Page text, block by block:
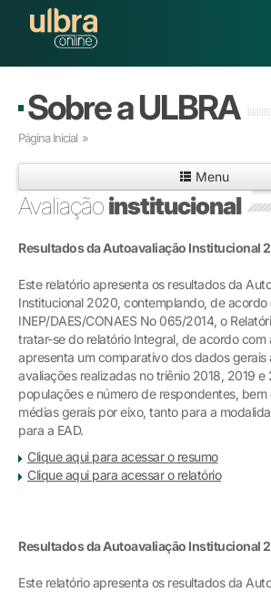
Buscar
Matricule-se
GRADUAÇÃO
PÓS-GRADUAÇÃO
EXTENSÃO
POLOS CREDENCIADOS
SOBRE A ULBRA
Sobre a ULBRA
Página Inicial »
Menu
Avaliaçãoinstitucional
Resultados da Autoavaliação Institucional
Este relatório apresenta os resultados da
Institucional 2020, contemplando, de acordo
INEP/DAES/CONAES No 065/2014, o
tratar-se do relatório Integral, de acordo com
apresenta um comparativo dos dados gerais
avaliações realizadas no triênio 2018, 2019
populações e número de respondentes, bem
médias gerais por eixo, tanto para a
para a EAD.
Clique aqui para acessar o resumo
Clique aqui para acessar o relatório
Resultados da Autoavaliação Institucional
Este relatório apresenta os resultados da